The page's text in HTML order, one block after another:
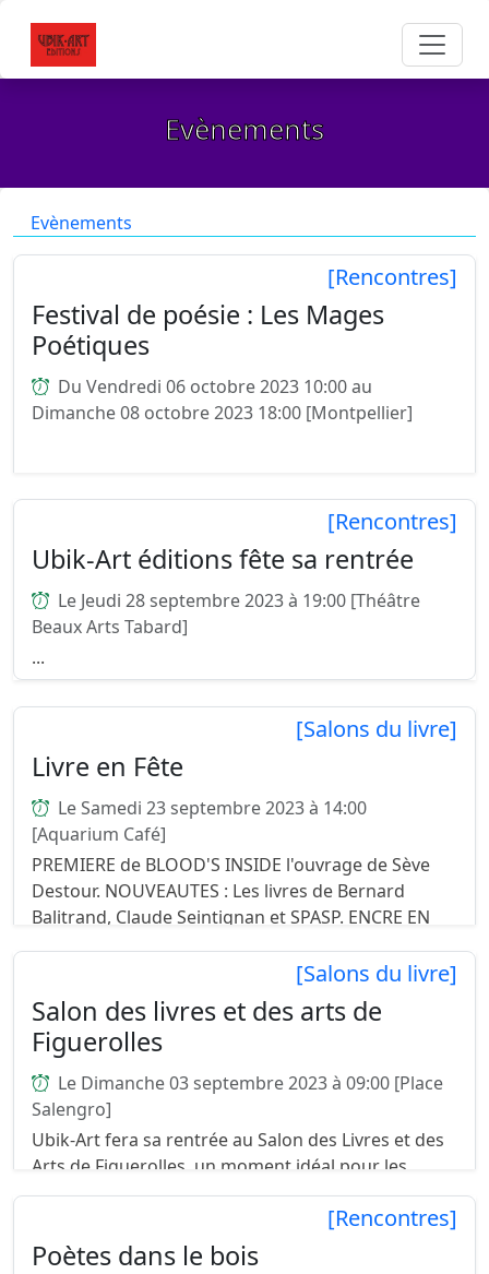
Evènements
Evènements
[Rencontres]
Festival de poésie : Les Mages
Poétiques
Du Vendredi 06 octobre 2023 10:00 au
Dimanche 08 octobre 2023 18:00 [Montpellier]
Garcia Lorca 162 Avenue de Palavas Quartier Près
d'Arène 34070 Montpellier (Tram 4, Arrêt Garcia
Lorca)...
[Rencontres]
Ubik-Art éditions fête sa rentrée
Le Jeudi 28 septembre 2023 à 19:00 [Théâtre
Beaux Arts Tabard]
...
[Salons du livre]
Livre en Fête
Le Samedi 23 septembre 2023 à 14:00
[Aquarium Café]
PREMIERE de BLOOD'S INSIDE l'ouvrage de Sève
Destour. NOUVEAUTES : Les livres de Bernard
Balitrand, Claude Seintignan et SPASP. ENCRE EN
[Salons du livre]
Salon des livres et des arts de
Figuerolles
Le Dimanche 03 septembre 2023 à 09:00 [Place
Salengro]
Ubik-Art fera sa rentrée au Salon des Livres et des
Arts de Figuerolles, un moment idéal pour les
rencontres. Nous vous accueillerons sur notre
stand de 9 h à 17h pour vous présenter l...[Rencontres]
Poètes dans le bois